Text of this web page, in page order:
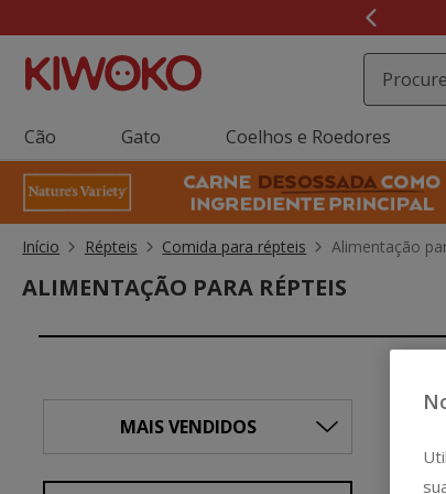
de
3,
Cão Gato Coelhos e Roedores
Início Répteis Comida para répteis Alimentação
ALIMENTAÇÃO PARA RÉPTEIS